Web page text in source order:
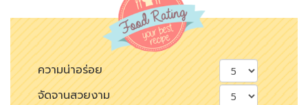
ความน่าอร่อย
จัดจานสวยงาม